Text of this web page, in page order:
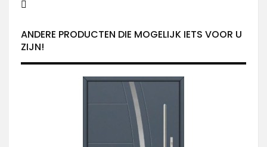
ANDERE PRODUCTEN DIE MOGELIJK IETS VOOR U
ZIJN!